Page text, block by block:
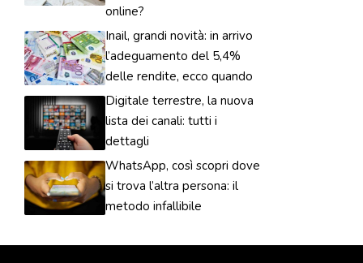
online?
Inail, grandi novità: in arrivo
l’adeguamento del 5,4%
delle rendite, ecco quando
Digitale terrestre, la nuova
lista dei canali: tutti i
dettagli
WhatsApp, così scopri dove
si trova l’altra persona: il
metodo infallibile